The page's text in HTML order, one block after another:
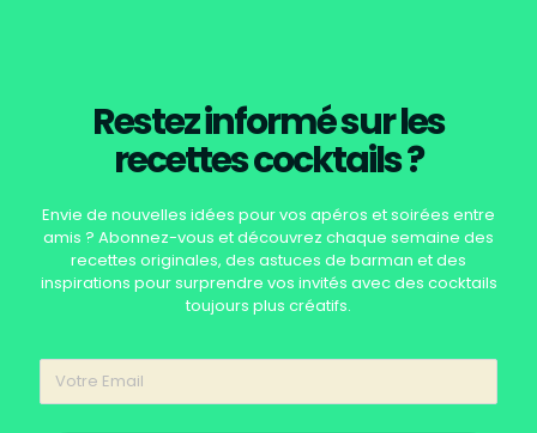
Restez informé sur les
recettes cocktails ?
Envie de nouvelles idées pour vos apéros et soirées entre
amis ? Abonnez-vous et découvrez chaque semaine des
recettes originales, des astuces de barman et des
inspirations pour surprendre vos invités avec des cocktails
toujours plus créatifs.